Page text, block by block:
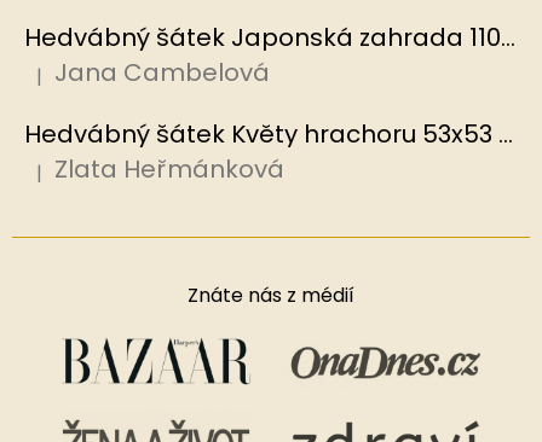
Hedvábný šátek Japonská zahrada 110x110 cm v dárkovém balení, HEDVÁBNÝ SVĚT
Hodnocení produktu je 5 z 5 hvězdiček.
| Jana Cambelová
Hedvábný šátek Květy hrachoru 53x53 cm v dárkovém balení, HEDVÁBNÝ SVĚT
Hodnocení produktu je 5 z 5 hvězdiček.
| Zlata Heřmánková
Znáte nás z médií